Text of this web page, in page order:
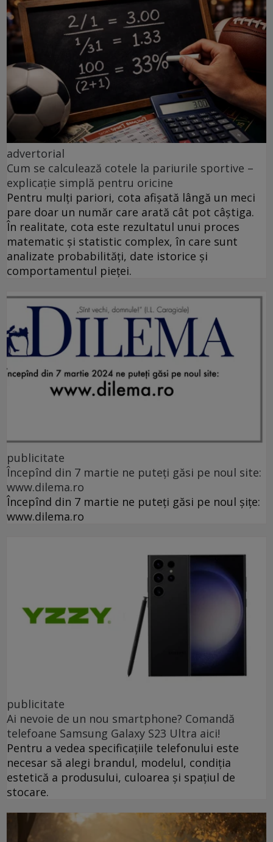
advertorial
Cum se calculează cotele la pariurile sportive –
explicație simplă pentru oricine
Pentru mulți pariori, cota afișată lângă un meci
pare doar un număr care arată cât pot câștiga.
În realitate, cota este rezultatul unui proces
matematic și statistic complex, în care sunt
analizate probabilități, date istorice și
comportamentul pieței.
publicitate
Începînd din 7 martie ne puteți găsi pe noul site:
www.dilema.ro
Începînd din 7 martie ne puteți găsi pe noul șițe:
www.dilema.ro
publicitate
Ai nevoie de un nou smartphone? Comandă
telefoane Samsung Galaxy S23 Ultra aici!
Pentru a vedea specificațiile telefonului este
necesar să alegi brandul, modelul, condiția
estetică a produsului, culoarea și spațiul de
stocare.